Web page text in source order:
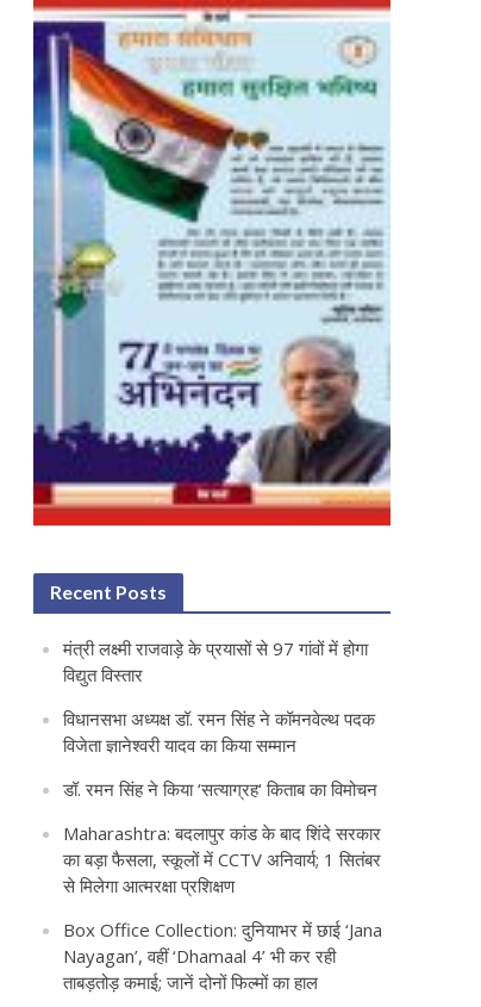
Recent Posts
मंत्री लक्ष्मी राजवाड़े के प्रयासों से 97 गांवों में होगा
विद्युत विस्तार
विधानसभा अध्यक्ष डॉ. रमन सिंह ने कॉमनवेल्थ पदक
विजेता ज्ञानेश्वरी यादव का किया सम्मान
डॉ. रमन सिंह ने किया ‘सत्याग्रह‘ किताब का विमोचन
Maharashtra: बदलापुर कांड के बाद शिंदे सरकार
का बड़ा फैसला, स्कूलों में CCTV अनिवार्य; 1 सितंबर
से मिलेगा आत्मरक्षा प्रशिक्षण
Box Office Collection: दुनियाभर में छाई ‘Jana
Nayagan’, वहीं ‘Dhamaal 4’ भी कर रही
ताबड़तोड़ कमाई; जानें दोनों फिल्मों का हाल